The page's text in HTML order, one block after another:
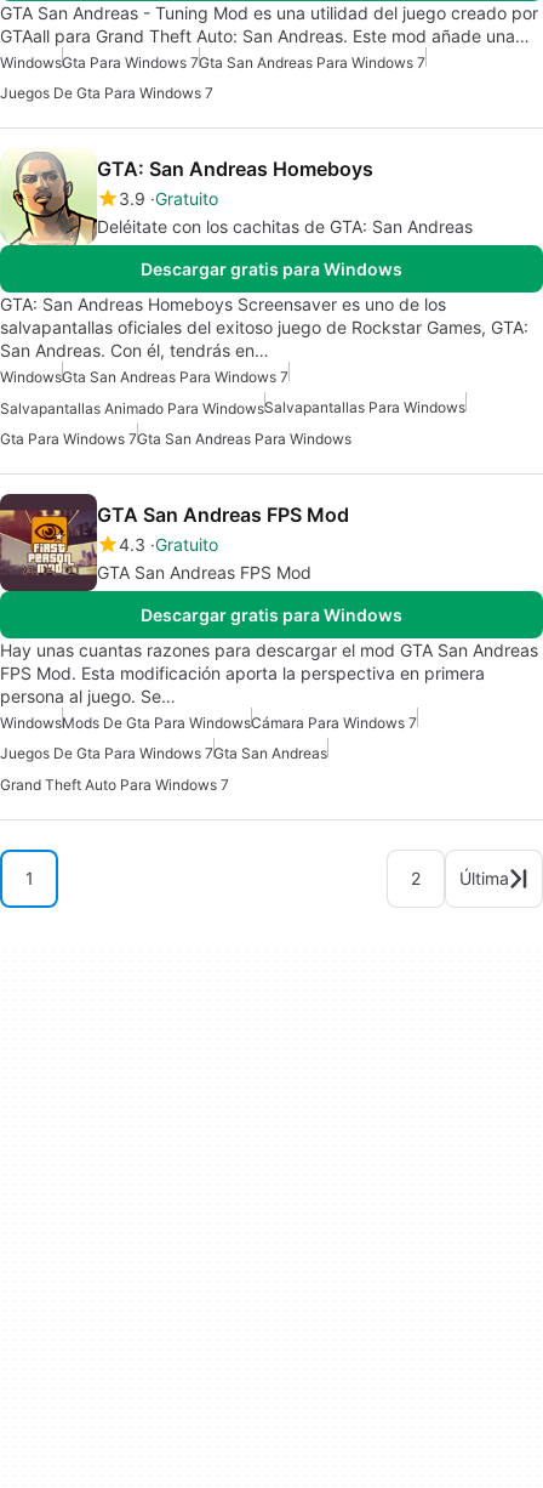
GTA San Andreas - Tuning Mod es una utilidad del juego creado por
GTAall para Grand Theft Auto: San Andreas. Este mod añade una…
WindowsGta Para Windows 7Gta San Andreas Para Windows 7
Juegos De Gta Para Windows 7
GTA: San Andreas Homeboys
3.9 Gratuito
Deléitate con los cachitas de GTA: San Andreas
Descargar gratis para Windows
GTA: San Andreas Homeboys Screensaver es uno de los
salvapantallas oficiales del exitoso juego de Rockstar Games, GTA:
San Andreas. Con él, tendrás en…
WindowsGta San Andreas Para Windows 7
Salvapantallas Animado Para WindowsSalvapantallas Para Windows
Gta Para Windows 7Gta San Andreas Para Windows
GTA San Andreas FPS Mod
4.3 Gratuito
GTA San Andreas FPS Mod
Descargar gratis para Windows
Hay unas cuantas razones para descargar el mod GTA San Andreas
FPS Mod. Esta modificación aporta la perspectiva en primera
persona al juego. Se…
WindowsMods De Gta Para WindowsCámara Para Windows 7
Juegos De Gta Para Windows 7Gta San Andreas
Grand Theft Auto Para Windows 7
1 2 Última